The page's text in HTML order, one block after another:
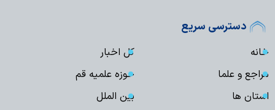
دسترسی سریع
خانه
کل اخبار
مراجع و علما
حوزه علمیه قم
استان ها
بین الملل